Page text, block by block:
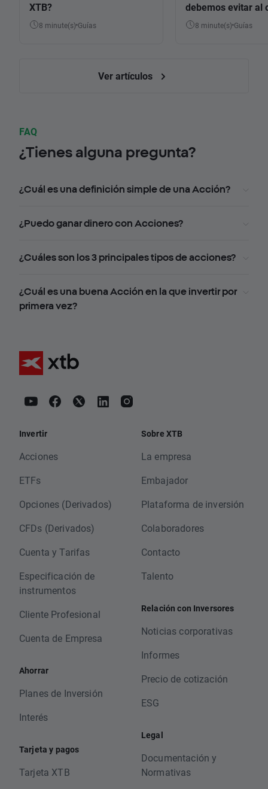
XTB?
8 minute(s) Guías
debemos evitar al
8 minute(s) Guías
Ver artículos
FAQ
¿Tienes alguna pregunta?
¿Cuál es una definición simple de una Acción?
¿Puedo ganar dinero con Acciones?
¿Cuáles son los 3 principales tipos de acciones?
¿Cuál es una buena Acción en la que invertir por
primera vez?
Invertir
Acciones
ETFs
Opciones (Derivados)
CFDs (Derivados)
Cuenta y Tarifas
Especificación de
instrumentos
Cliente Profesional
Cuenta de Empresa
Ahorrar
Planes de Inversión
Interés
Tarjeta y pagos
Tarjeta XTB
Sobre XTB
La empresa
Embajador
Plataforma de inversión
Colaboradores
Contacto
Talento
Relación con Inversores
Noticias corporativas
Informes
Precio de cotización
ESG
Legal
Documentación y
Normativas